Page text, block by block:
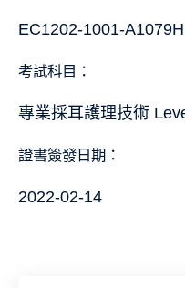
EC1202-1001-
考試科目：
專業採耳護理技術
證書簽發日期：
2022-02-14